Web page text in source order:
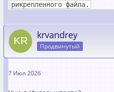
рикрепленного файла.
krvandrey
Продвинутый
7 Июл 2026